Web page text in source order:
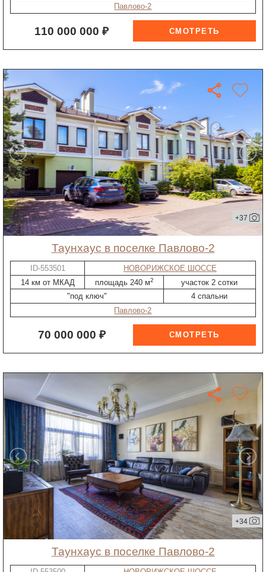
Павлово-2
110 000 000 ₽
+37
таунхаус в поселке Павлово-2
ID-553501
НОВОРИЖСКОЕ ШОССЕ
14 км от МКАД
площадь 240 м2
участок 2 сотки
"под ключ"
4 спальни
Павлово-2
70 000 000 ₽
+34
таунхаус в поселке Павлово-2